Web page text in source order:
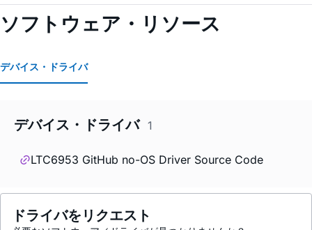
ソフトウェア・リソース
デバイス・ドライバ
デバイス・ドライバ 1
LTC6953 GitHub no-OS Driver Source Code
ドライバをリクエスト